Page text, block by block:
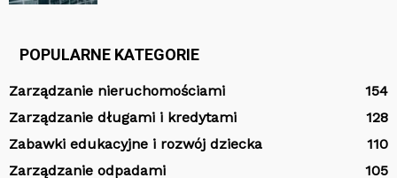
POPULARNE KATEGORIE
Zarządzanie nieruchomościami
154
Zarządzanie długami i kredytami
128
Zabawki edukacyjne i rozwój dziecka
110
Zarządzanie odpadami
105